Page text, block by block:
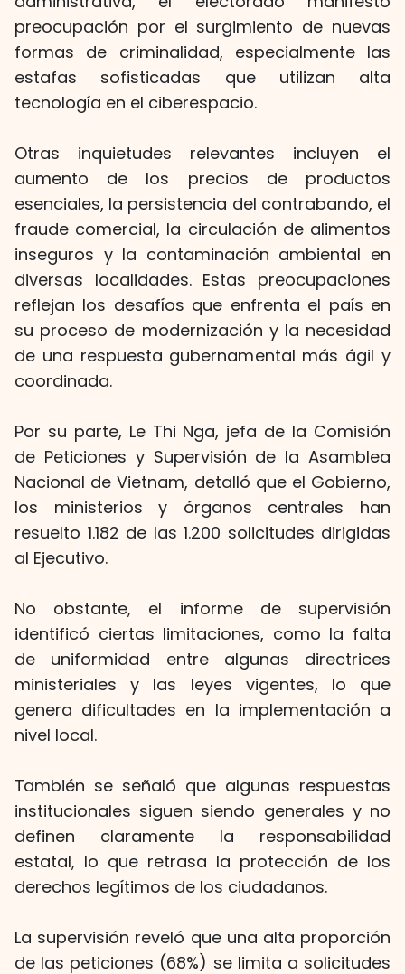
preocupación por el surgimiento de nuevas
formas de criminalidad, especialmente las
estafas sofisticadas que utilizan alta
tecnología en el ciberespacio.
Otras inquietudes relevantes incluyen el
aumento de los precios de productos
esenciales, la persistencia del contrabando, el
fraude comercial, la circulación de alimentos
inseguros y la contaminación ambiental en
diversas localidades. Estas preocupaciones
reflejan los desafíos que enfrenta el país en
su proceso de modernización y la necesidad
de una respuesta gubernamental más ágil y
coordinada.
Por su parte, Le Thi Nga, jefa de la Comisión
de Peticiones y Supervisión de la Asamblea
Nacional de Vietnam, detalló que el Gobierno,
los ministerios y órganos centrales han
resuelto 1.182 de las 1.200 solicitudes dirigidas
al Ejecutivo.
No obstante, el informe de supervisión
identificó ciertas limitaciones, como la falta
de uniformidad entre algunas directrices
ministeriales y las leyes vigentes, lo que
genera dificultades en la implementación a
nivel local.
También se señaló que algunas respuestas
institucionales siguen siendo generales y no
definen claramente la responsabilidad
estatal, lo que retrasa la protección de los
derechos legítimos de los ciudadanos.
La supervisión reveló que una alta proporción
de las peticiones (68%) se limita a solicitudes